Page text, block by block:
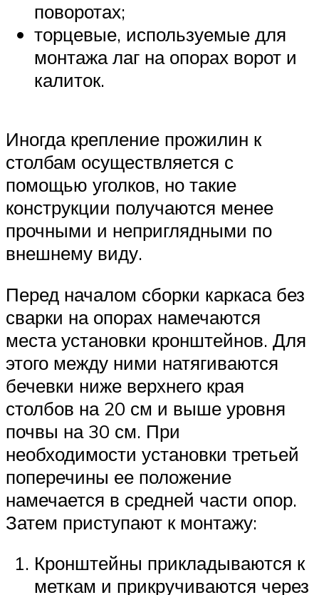
поворотах;
торцевые, используемые для
монтажа лаг на опорах ворот и
калиток.
Иногда крепление прожилин к
столбам осуществляется с
помощью уголков, но такие
конструкции получаются менее
прочными и неприглядными по
внешнему виду.
Перед началом сборки каркаса без
сварки на опорах намечаются
места установки кронштейнов. Для
этого между ними натягиваются
бечевки ниже верхнего края
столбов на 20 см и выше уровня
почвы на 30 см. При
необходимости установки третьей
поперечины ее положение
намечается в средней части опор.
Затем приступают к монтажу:
Кронштейны прикладываются к
меткам и прикручиваются через